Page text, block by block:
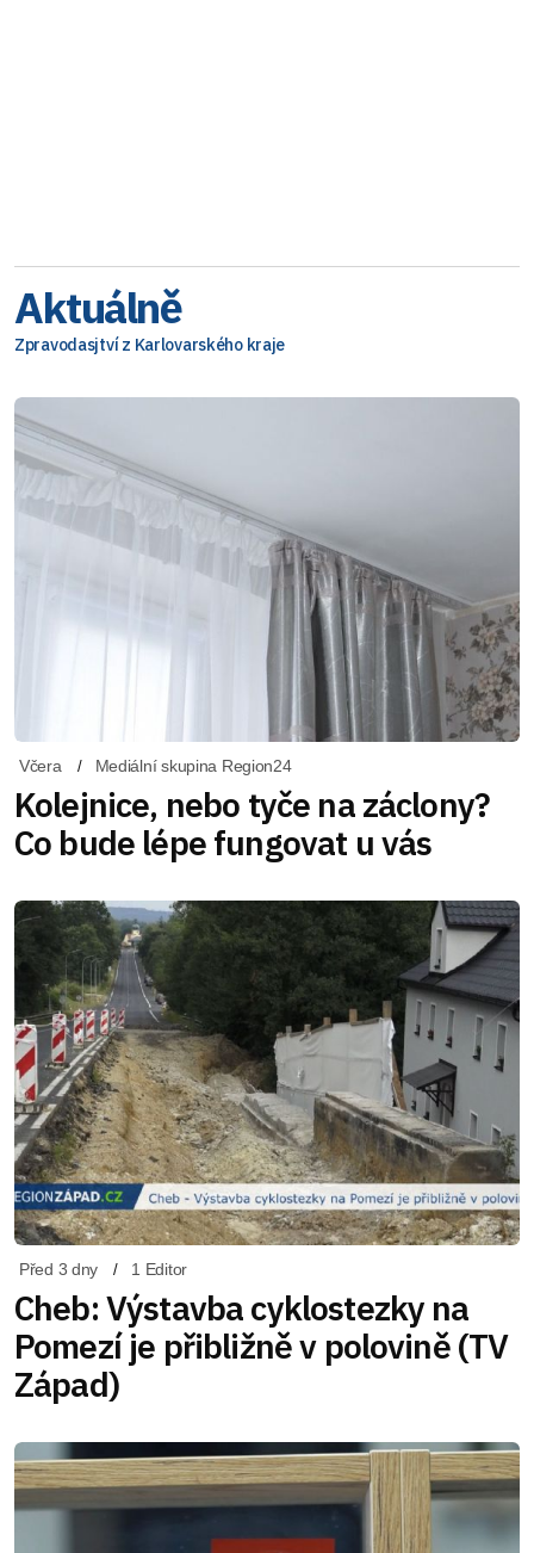
Aktuálně
Zpravodasjtví z Karlovarského kraje
Včera Mediální skupina Region24
Kolejnice, nebo tyče na záclony?
Co bude lépe fungovat u vás
Před 3 dny 1 Editor
Cheb: Výstavba cyklostezky na
Pomezí je přibližně v polovině (TV
Západ)